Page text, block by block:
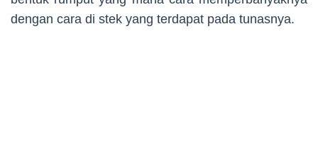
dengan cara di stek yang terdapat pada tunasnya.